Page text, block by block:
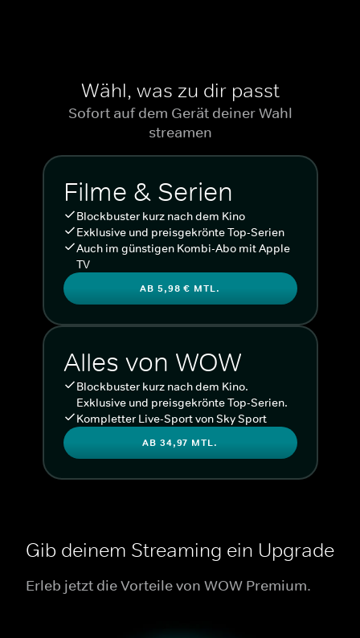
Wähl, was zu dir passt
Sofort auf dem Gerät deiner Wahl
streamen
Filme & Serien
Blockbuster kurz nach dem Kino
Exklusive und preisgekrönte Top-Serien
Auch im günstigen Kombi-Abo mit Apple
TV
AB 5,98 € MTL.
Alles von WOW
Blockbuster kurz nach dem Kino.
Exklusive und preisgekrönte Top-Serien.
Kompletter Live-Sport von Sky Sport
AB 34,97 MTL.
Gib deinem Streaming ein Upgrade
Erleb jetzt die Vorteile von WOW Premium.